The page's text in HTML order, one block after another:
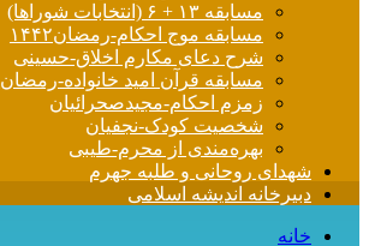
مسابقه ۱۳ + ۶ (انتخابات شوراها)
مسابقه موج احکام-رمضان۱۴۴۲
شرح دعای مکارم اخلاق-حسینی
مسابقه قرآن امید خانواده-رمضان۱۴۴۳
زمزم احکام-مجیدصحرائیان
شخصیت کودک-نجفیان
بهره‌مندی از محرم-طیبی
شهدای روحانی و طلبه جهرم
دبیرخانه اندیشه اسلامی
خانه